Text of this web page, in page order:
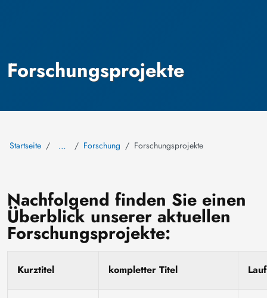
Forschungsprojekte
Startseite … Forschung Forschungsprojekte
Nachfolgend finden Sie einen
Überblick unserer aktuellen
Forschungsprojekte:
Kurztitel kompletter Titel